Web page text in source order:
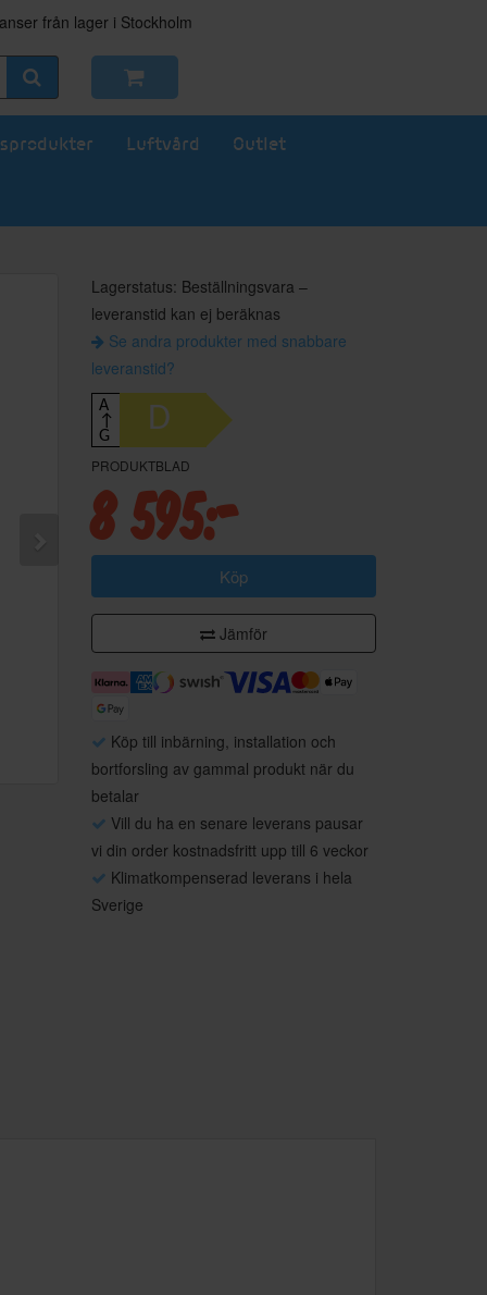
från lager i Stockholm
Luftvård Outlet
Lagerstatus: Beställningsvara –
leveranstid kan ej beräknas
Se andra produkter med snabbare
leveranstid?
A
↑
G
D
PRODUKTBLAD
8 595:-
Köp
Jämför
Köp till inbärning, installation och
bortforsling av gammal produkt när du
betalar
Vill du ha en senare leverans pausar
vi din order kostnadsfritt upp till 6 veckor
Klimatkompenserad leverans i hela
Sverige